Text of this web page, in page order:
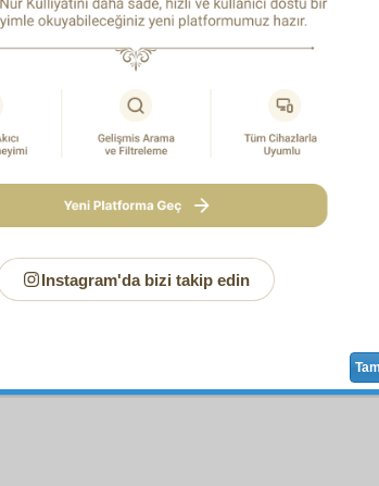
İlk Baskı:
ı İslâmiye Matbaası, İstanbul
1339
Hicrî ise, 1921 tarihine tekabül eder.
/625
Instagram'da bizi takip edin